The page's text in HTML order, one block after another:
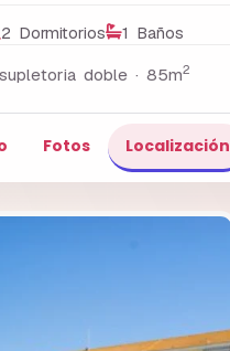
2 Dormitorios 1 Baños
doble · 85m2
Fotos Localización